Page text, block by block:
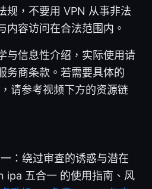
规，不要用 VPN 从事非法
内容访问在合法范围内。
与信息性介绍，实际使用请
务商条款。若需要具体的
请参考视频下方的资源链
：绕过审查的诱惑与潜在
ipa 五合一 的使用指南、风